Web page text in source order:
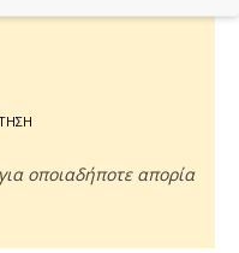
οποιαδήποτε απορία